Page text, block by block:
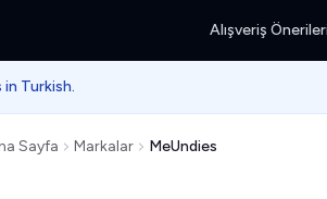
Alışveriş
in Turkish.
Sayfa Markalar MeUndies